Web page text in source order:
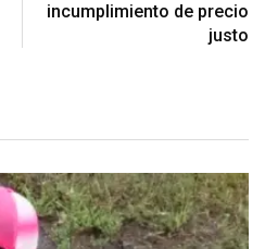
incumplimiento de precio
justo